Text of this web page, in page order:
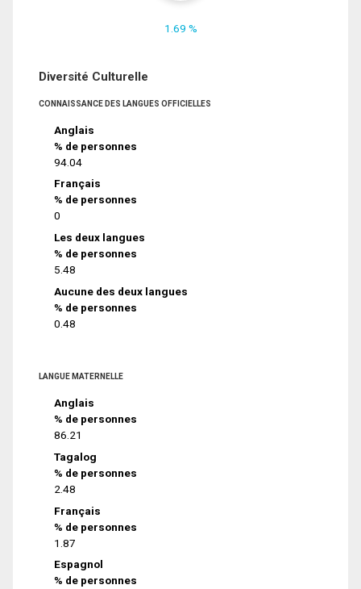
1.69 %
Diversité Culturelle
CONNAISSANCE DES LANGUES OFFICIELLES
Anglais
% de personnes
94.04
Français
% de personnes
0
Les deux langues
% de personnes
5.48
Aucune des deux langues
% de personnes
0.48
LANGUE MATERNELLE
Anglais
% de personnes
86.21
Tagalog
% de personnes
2.48
Français
% de personnes
1.87
Espagnol
% de personnes